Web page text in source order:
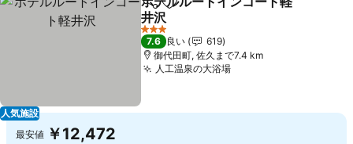
人気施設
シェアお気に入りに追加
井沢
料金を表示
3 ホテルのランク
7.6 良い
619
御代田町, 佐久まで7.4 km
人工温泉の大浴場料金を表示
最安値 ￥12,472